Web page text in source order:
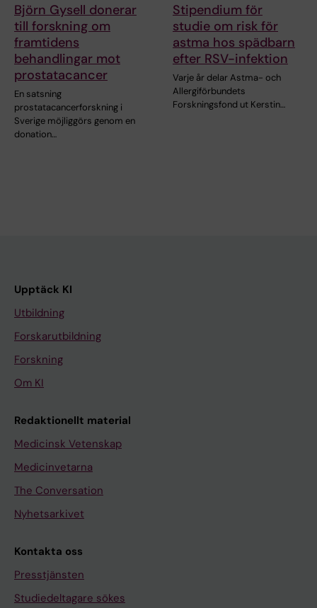
Björn Gysell donerar
till forskning om
framtidens
behandlingar mot
prostatacancer
En satsning
prostatacancerforskning i
Sverige möjliggörs genom en
donation…
Stipendium för
studie om risk för
astma hos spädbarn
efter RSV-infektion
Varje år delar Astma- och
Allergiförbundets
Forskningsfond ut Kerstin…
Upptäck KI
Utbildning
Forskarutbildning
Forskning
Om KI
Redaktionellt material
Medicinsk Vetenskap
Medicinvetarna
The Conversation
Nyhetsarkivet
Kontakta oss
Presstjänsten
Studiedeltagare sökes